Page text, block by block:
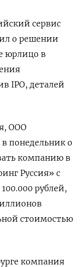
сервис
о решении
юрлицо в
IPO, деталей
ООО
понедельник о
компанию в
Руссия» с
рублей,
стоимостью
компания